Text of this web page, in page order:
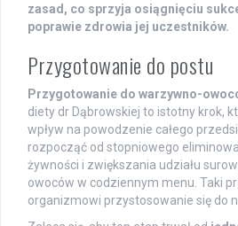
zasad, co sprzyja osiągnięciu
poprawie zdrowia jej uczestników.
Przygotowanie do postu
Przygotowanie do warzywno-
diety dr Dąbrowskiej to istotny krok,
wpływ na powodzenie całego
rozpocząć od stopniowego
żywności i zwiększania udziału
owoców w codziennym menu. Taki
organizmowi przystosowanie się do